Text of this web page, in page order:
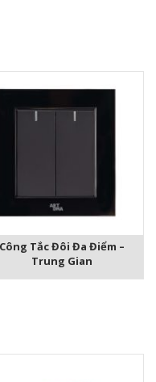
Công Tắc Đôi Đa Điểm –
Trung Gian